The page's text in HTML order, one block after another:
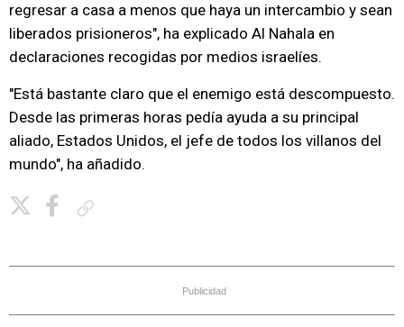
regresar a casa a menos que haya un intercambio y sean
liberados prisioneros", ha explicado Al Nahala en
declaraciones recogidas por medios israelíes.
"Está bastante claro que el enemigo está descompuesto.
Desde las primeras horas pedía ayuda a su principal
aliado, Estados Unidos, el jefe de todos los villanos del
mundo", ha añadido.
Publicidad